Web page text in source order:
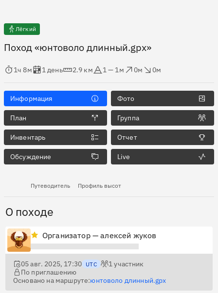
Лёгкий
Поход «юнтоволо длинный.gpx»
в пути
1ч 8м
Оценка в днях
1 день
Дистанция
2.9 км
Абсолютная высота
1 — 1м
Набор высоты
0м
Сброс высоты
0м
Информация Фото
План Группа
Инвентарь Отчет
Обсуждение Live
Путеводитель Профиль высот
О походе
Организатор — алексей жуков
05 авг. 2025, 17:30 UTC 1участник
По приглашению
Основано на маршруте:юнтоволо длинный.gpx